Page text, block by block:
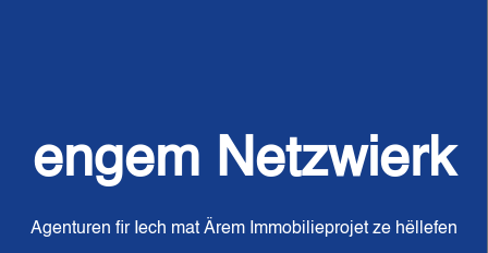
engem Netzwierk
Agenturen fir Iech mat Ärem Immobilieprojet ze hëllefen